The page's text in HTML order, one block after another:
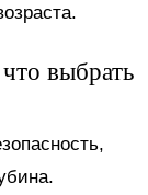
выбрать